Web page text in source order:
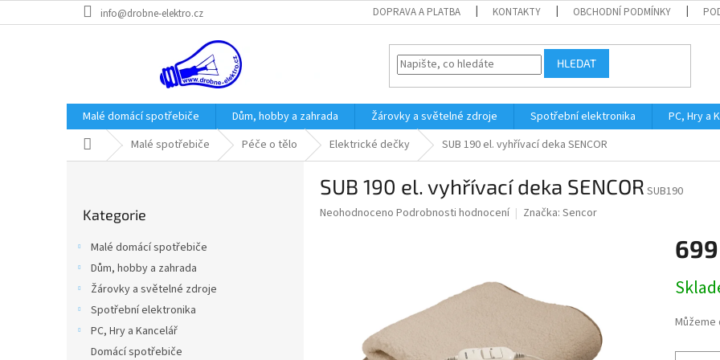
na
info@drobne-elektro.cz DOPRAVA A PLATBA KONTAKTY OBCHODNÍ PODMÍNKY
HLEDAT
Malé domácí spotřebiče Dům, hobby a zahrada Žárovky a světelné zdroje Spotřební elektronika PC, Hry a
Domů Malé spotřebiče Péče o tělo Elektrické dečky SUB 190 el. vyhřívací deka SENCOR
kategorie
Kategorie
Malé domácí spotřebiče
Dům, hobby a zahrada
Žárovky a světelné zdroje
Spotřební elektronika
PC, Hry a Kancelář
Domácí spotřebiče
SUB 190 el. vyhřívací deka SENCOR SUB190
Průměrné
Neohodnoceno Podrobnosti hodnocení Značka: Sencor
cena:
Můžeme